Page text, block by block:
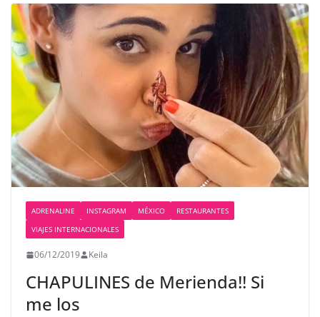
ADRENALINE INSTAGRAM MÉXICO
RESTAURANTES
VIAJES INTERNACIONALES
06/12/2019 Keila
CHAPULINES de Merienda!! Si
me los